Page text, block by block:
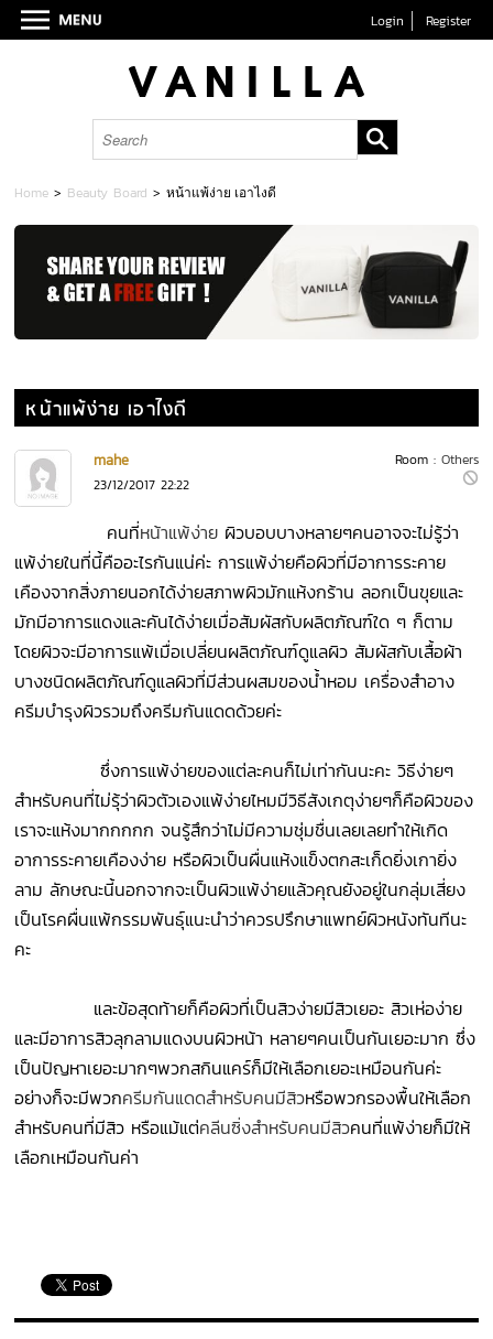
Login Register
Home > Beauty Board >หน้าแพ้ง่าย เอาไงดี
หน้าแพ้ง่าย เอาไงดี
Room : Others
mahe
23/12/2017 22:22
คนที่หน้าแพ้ง่าย ผิวบอบบางหลายๆคนอาจจะไม่รู้ว่า
แพ้ง่ายในที่นี้คืออะไรกันแน่ค่ะ การแพ้ง่ายคือผิวที่มีอาการระคาย
เคืองจากสิ่งภายนอกได้ง่ายสภาพผิวมักแห้งกร้าน ลอกเป็นขุยและ
มักมีอาการแดงและคันได้ง่ายเมื่อสัมผัสกับผลิตภัณฑ์ใด ๆ ก็ตาม
โดยผิวจะมีอาการแพ้เมื่อเปลี่ยนผลิตภัณฑ์ดูแลผิว สัมผัสกับเสื้อผ้า
บางชนิดผลิตภัณฑ์ดูแลผิวที่มีส่วนผสมของน้ำหอม เครื่องสำอาง
ครีมบำรุงผิวรวมถึงครีมกันแดดด้วยค่ะ
ซึ่งการแพ้ง่ายของแต่ละคนก็ไม่เท่ากันนะคะ วิธีง่ายๆ
สำหรับคนที่ไม่รุ้ว่าผิวตัวเองแพ้ง่ายไหมมีวิธีสังเกตุง่ายๆก็คือผิวของ
เราจะแห้งมากกกกก จนรู้สึกว่าไม่มีความชุ่มชื่นเลยเลยทำให้เกิด
อาการระคายเคืองง่าย หรือผิวเป็นผื่นแห้งแข็งตกสะเก็ดยิ่งเกายิ่ง
ลาม ลักษณะนี้นอกจากจะเป็นผิวแพ้ง่ายแล้วคุณยังอยู่ในกลุ่มเสี่ยง
เป็นโรคผื่นแพ้กรรมพันธุ์แนะนำว่าควรปรึกษาแพทย์ผิวหนังทันทีนะ
คะ
และข้อสุดท้ายก็คือผิวที่เป็นสิวง่ายมีสิวเยอะ สิวเห่อง่าย
และมีอาการสิวลุกลามแดงบนผิวหน้า หลายๆคนเป็นกันเยอะมาก ซึ่ง
เป็นปัญหาเยอะมากๆพวกสกินแคร์ก็มีให้เลือกเยอะเหมือนกันค่ะ
อย่างก็จะมีพวกครีมกันแดดสำหรับคนมีสิวหรือพวกรองพื้นให้เลือก
สำหรับคนที่มีสิว หรือแม้แต่คลีนซิ่งสำหรับคนมีสิวคนที่แพ้ง่ายก็มีให้
เลือกเหมือนกันค่า